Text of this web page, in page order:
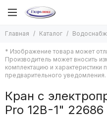
Водоснабжение,
Водонагреватели
Насосы
Автоматика систем
Системы защиты от
Средства монтажа
Главная Каталог
* Изображение товара может
Производитель может вносить
комплектацию и характеристики
предварительного уведомления.
Кран с
Pro 12В-1" 22686